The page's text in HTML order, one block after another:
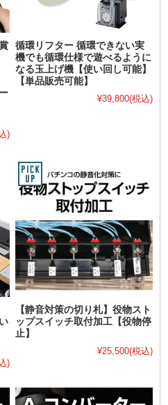
)
循環リフター 循環できない実
機でも循環仕様で遊べるように
なる玉上げ機【使い回し可能】
【単品販売可能】
¥39,800(税込)
)
【静音対策の切り札】役物スト
ップスイッチ取付加工【役物停
止】
¥25,500(税込)